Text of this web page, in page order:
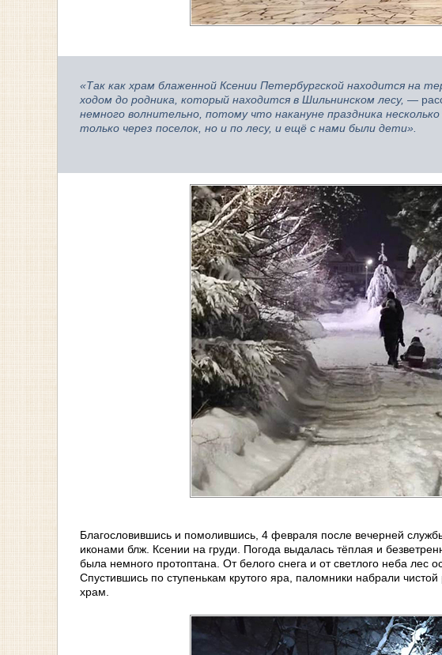
«Так как храм блаженной Ксении Петербургской находится на
ходом до родника, который находится в Шильнинском лесу, —
немного волнительно, потому что накануне праздника
только через поселок, но и по лесу, и ещё с нами были дети».
Благословившись и помолившись, 4 февраля после вечерней
иконами блж. Ксении на груди. Погода выдалась тёплая и
была немного протоптана. От белого снега и от светлого неба лес
Спустившись по ступенькам крутого яра, паломники набрали
храм.